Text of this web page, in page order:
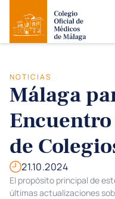
NOTICIAS
Málaga
de
21.10.2024
El propósito principal de
últimas actualizaciones